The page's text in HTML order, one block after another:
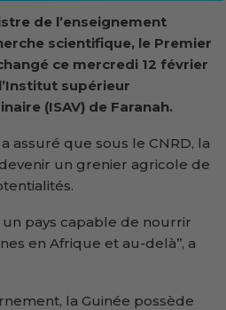
de l’enseignement
scientifique, le Premier
ce mercredi 12 février
supérieur
(ISAV) de Faranah.
assuré que sous le CNRD, la
un grenier agricole de
un pays capable de nourrir
en Afrique et au-delà’’, a
la Guinée possède